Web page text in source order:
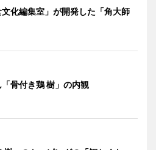
文化編集室」が開発した「角大師
骨付き鶏 樹」の内観